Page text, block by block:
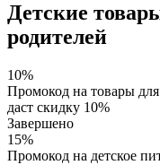
Детские
родителей
10%
Промокод на товары
даст скидку 10%
Завершено
15%
Промокод на детское